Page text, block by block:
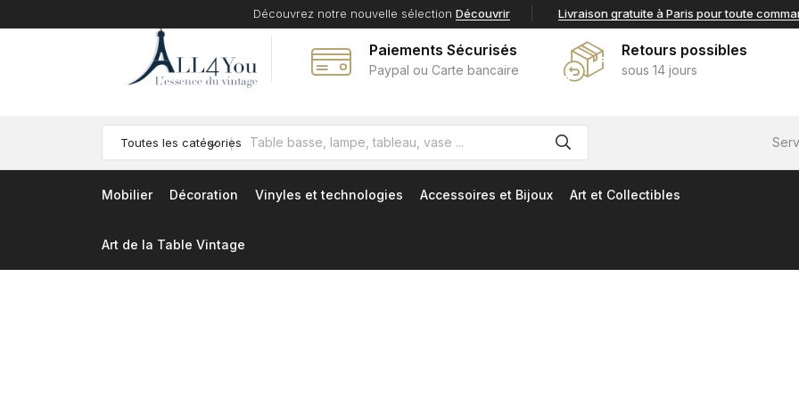
Découvrez notre nouvelle sélection Découvrir Livraison gratuite à Paris pour toute
Paiements Sécurisés
Paypal ou Carte bancaire
Retours possibles
sous 14 jours
Toutes les catégories
Mobilier Décoration Vinyles et technologies Accessoires et Bijoux Art et Collectibles
Art de la Table Vintage